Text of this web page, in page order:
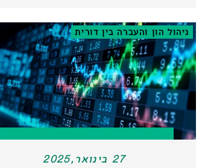
ניהול הון והעברה בין דורית
27 בינואר,2025